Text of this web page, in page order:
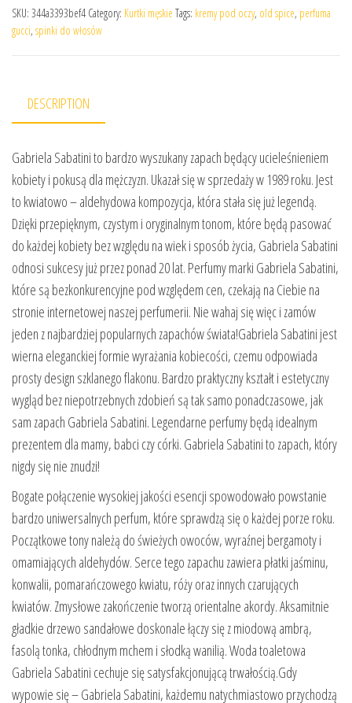
SKU: 344a3393bef4 Category: Kurtki męskie Tags: kremy pod oczy, old spice, perfuma
gucci, spinki do włosów
DESCRIPTION
Gabriela Sabatini to bardzo wyszukany zapach będący ucieleśnieniem
kobiety i pokusą dla mężczyzn. Ukazał się w sprzedaży w 1989 roku. Jest
to kwiatowo – aldehydowa kompozycja, która stała się już legendą.
Dzięki przepięknym, czystym i oryginalnym tonom, które będą pasować
do każdej kobiety bez względu na wiek i sposób życia, Gabriela Sabatini
odnosi sukcesy już przez ponad 20 lat. Perfumy marki Gabriela Sabatini,
które są bezkonkurencyjne pod względem cen, czekają na Ciebie na
stronie internetowej naszej perfumerii. Nie wahaj się więc i zamów
jeden z najbardziej popularnych zapachów świata!Gabriela Sabatini jest
wierna eleganckiej formie wyrażania kobiecości, czemu odpowiada
prosty design szklanego flakonu. Bardzo praktyczny kształt i estetyczny
wygląd bez niepotrzebnych zdobień są tak samo ponadczasowe, jak
sam zapach Gabriela Sabatini. Legendarne perfumy będą idealnym
prezentem dla mamy, babci czy córki. Gabriela Sabatini to zapach, który
nigdy się nie znudzi!
Bogate połączenie wysokiej jakości esencji spowodowało powstanie
bardzo uniwersalnych perfum, które sprawdzą się o każdej porze roku.
Początkowe tony należą do świeżych owoców, wyraźnej bergamoty i
omamiających aldehydów. Serce tego zapachu zawiera płatki jaśminu,
konwalii, pomarańczowego kwiatu, róży oraz innych czarujących
kwiatów. Zmysłowe zakończenie tworzą orientalne akordy. Aksamitnie
gładkie drzewo sandałowe doskonale łączy się z miodową ambrą,
fasolą tonka, chłodnym mchem i słodką wanilią. Woda toaletowa
Gabriela Sabatini cechuje się satysfakcjonującą trwałością.Gdy
wypowie się – Gabriela Sabatini, każdemu natychmiastowo przychodzą